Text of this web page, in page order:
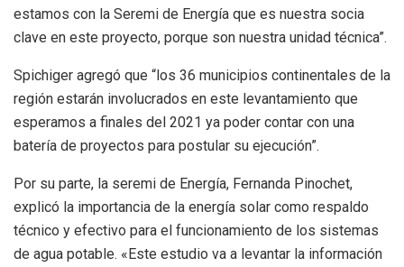
estamos con la Seremi de Energía que es nuestra socia
clave en este proyecto, porque son nuestra unidad técnica”.
Spichiger agregó que “los 36 municipios continentales de la
región estarán involucrados en este levantamiento que
esperamos a finales del 2021 ya poder contar con una
batería de proyectos para postular su ejecución”.
Por su parte, la seremi de Energía, Fernanda Pinochet,
explicó la importancia de la energía solar como respaldo
técnico y efectivo para el funcionamiento de los sistemas
de agua potable. «Este estudio va a levantar la información